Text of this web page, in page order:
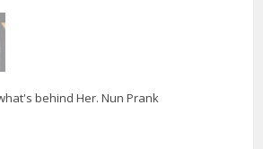
behind Her. Nun Prank